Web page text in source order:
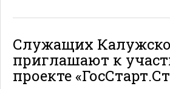
Служащих
приглашают к
проекте